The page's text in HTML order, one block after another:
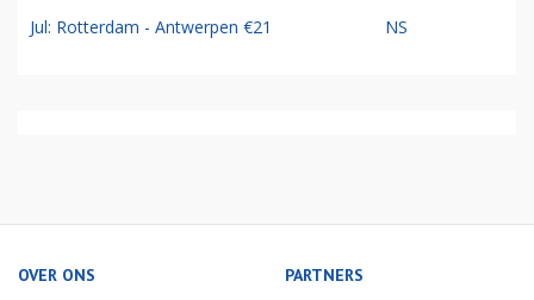
Jul: Rotterdam - Antwerpen €21 NS
OVER ONS PARTNERS